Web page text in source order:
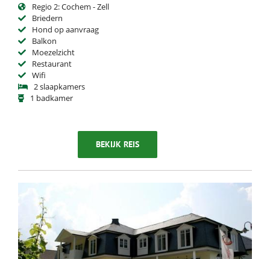
Regio 2: Cochem - Zell
Briedern
Hond op aanvraag
Balkon
Moezelzicht
Restaurant
Wifi
2 slaapkamers
1 badkamer
BEKIJK REIS